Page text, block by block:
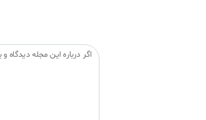
اگر درباره این مجله دیدگاه